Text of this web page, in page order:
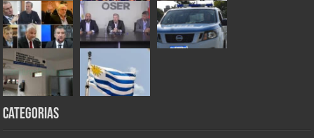
Categorias